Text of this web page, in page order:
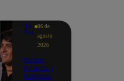
Yo
Soy
06 de
agosto
2026
Pedro
Infante y
Raphael